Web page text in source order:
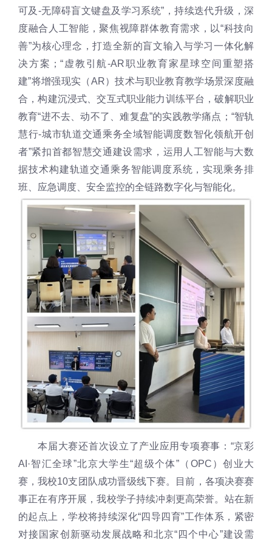
可及-无障碍盲文键盘及学习系统”，持续迭代升级，深
度融合人工智能，聚焦视障群体教育需求，以“科技向
善”为核心理念，打造全新的盲文输入与学习一体化解
决方案；“虚教引航-AR职业教育家星球空间重塑搭
建”将增强现实（AR）技术与职业教育教学场景深度融
合，构建沉浸式、交互式职业能力训练平台，破解职业
教育“进不去、动不了、难复盘”的实践教学痛点；“智轨
慧行-城市轨道交通乘务全域智能调度数智化领航开创
者”紧扣首都智慧交通建设需求，运用人工智能与大数
据技术构建轨道交通乘务智能调度系统，实现乘务排
班、应急调度、安全监控的全链路数字化与智能化。
本届大赛还首次设立了产业应用专项赛事：“京彩
AI·智汇全球”北京大学生“超级个体”（OPC）创业大
赛，我校10支团队成功晋级线下赛。目前，各项决赛赛
事正在有序开展，我校学子持续冲刺更高荣誉。 站在新
的起点上，学校将持续深化“四导四育”工作体系，紧密
对接国家创新驱动发展战略和北京“四个中心”建设需